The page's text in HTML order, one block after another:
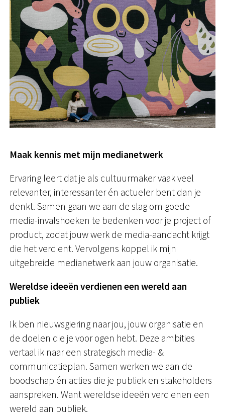
Maak kennis met mijn medianetwerk
Ervaring leert dat je als cultuurmaker vaak veel
relevanter, interessanter én actueler bent dan je
denkt. Samen gaan we aan de slag om goede
media-invalshoeken te bedenken voor je project of
product, zodat jouw werk de media-aandacht krijgt
die het verdient. Vervolgens koppel ik mijn
uitgebreide medianetwerk aan jouw organisatie.
Wereldse ideeën verdienen een wereld aan
publiek
Ik ben nieuwsgiering naar jou, jouw organisatie en
de doelen die je voor ogen hebt. Deze ambities
vertaal ik naar een strategisch media- &
communicatieplan. Samen werken we aan de
boodschap én acties die je publiek en stakeholders
aanspreken. Want wereldse ideeën verdienen een
wereld aan publiek.